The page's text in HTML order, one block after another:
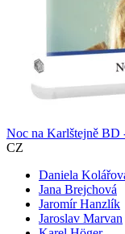
Noc na Karlštejně
CZ
Daniela
Jana Brejchová
Jaromír Hanzlík
Jaroslav Marvan